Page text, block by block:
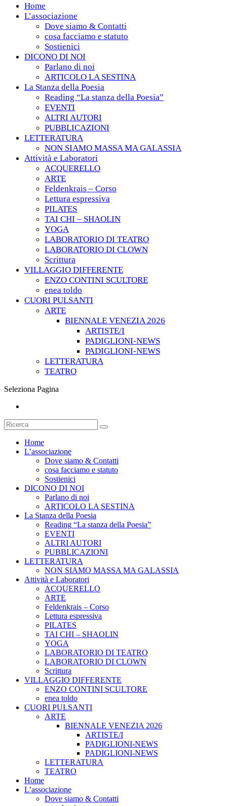
Home
L’associazione
Dove siamo & Contatti
cosa facciamo e statuto
Sostienici
DICONO DI NOI
Parlano di noi
ARTICOLO LA SESTINA
La Stanza della Poesia
Reading “La stanza della Poesia”
EVENTI
ALTRI AUTORI
PUBBLICAZIONI
LETTERATURA
NON SIAMO MASSA MA GALASSIA
Attività e Laboratori
ACQUERELLO
ARTE
Feldenkrais – Corso
Lettura espressiva
PILATES
TAI CHI – SHAOLIN
YOGA
LABORATORIO DI TEATRO
LABORATORIO DI CLOWN
Scrittura
VILLAGGIO DIFFERENTE
ENZO CONTINI SCULTORE
enea toldo
CUORI PULSANTI
ARTE
BIENNALE VENEZIA 2026
ARTISTE/I
PADIGLIONI-NEWS
PADIGLIONI-NEWS
LETTERATURA
TEATRO
Seleziona Pagina
Home
L’associazione
Dove siamo & Contatti
cosa facciamo e statuto
Sostienici
DICONO DI NOI
Parlano di noi
ARTICOLO LA SESTINA
La Stanza della Poesia
Reading “La stanza della Poesia”
EVENTI
ALTRI AUTORI
PUBBLICAZIONI
LETTERATURA
NON SIAMO MASSA MA GALASSIA
Attività e Laboratori
ACQUERELLO
ARTE
Feldenkrais – Corso
Lettura espressiva
PILATES
TAI CHI – SHAOLIN
YOGA
LABORATORIO DI TEATRO
LABORATORIO DI CLOWN
Scrittura
VILLAGGIO DIFFERENTE
ENZO CONTINI SCULTORE
enea toldo
CUORI PULSANTI
ARTE
BIENNALE VENEZIA 2026
ARTISTE/I
PADIGLIONI-NEWS
PADIGLIONI-NEWS
LETTERATURA
TEATRO
Home
L’associazione
Dove siamo & Contatti